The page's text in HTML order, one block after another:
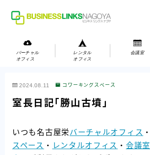
お問い合わせ
バーチャル
オフィス
レンタル
オフィス
会議室
2024.08.11 コワーキングスペース
室長日記「勝山古墳」
いつも名古屋栄バーチャルオフィス ・
スペース ・ レンタルオフィス ・ 会議室